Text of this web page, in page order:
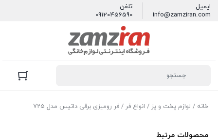
ایمیل
info@zamziran.com
تلفن
09120456590
خانه / لوازم پخت و پز / انواع فر / فر روميزی برقی داتیس مدل 725
محصولات مرتبط